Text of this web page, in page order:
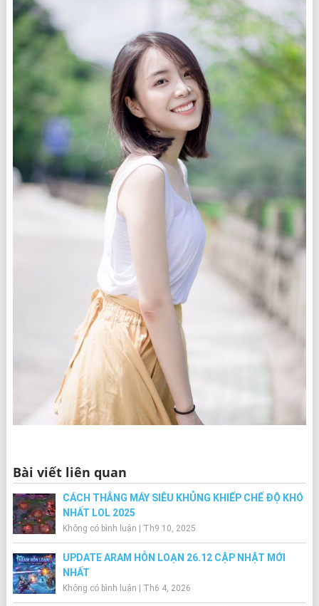
Bài viết liên quan
CÁCH THẮNG MÁY SIÊU KHỦNG KHIẾP CHẾ ĐỘ KHÓ
NHẤT LOL 2025
Không có bình luận Th9 10, 2025
UPDATE ARAM HỖN LOẠN 26.12 CẬP NHẬT MỚI
NHẤT
Không có bình luận Th6 4, 2026